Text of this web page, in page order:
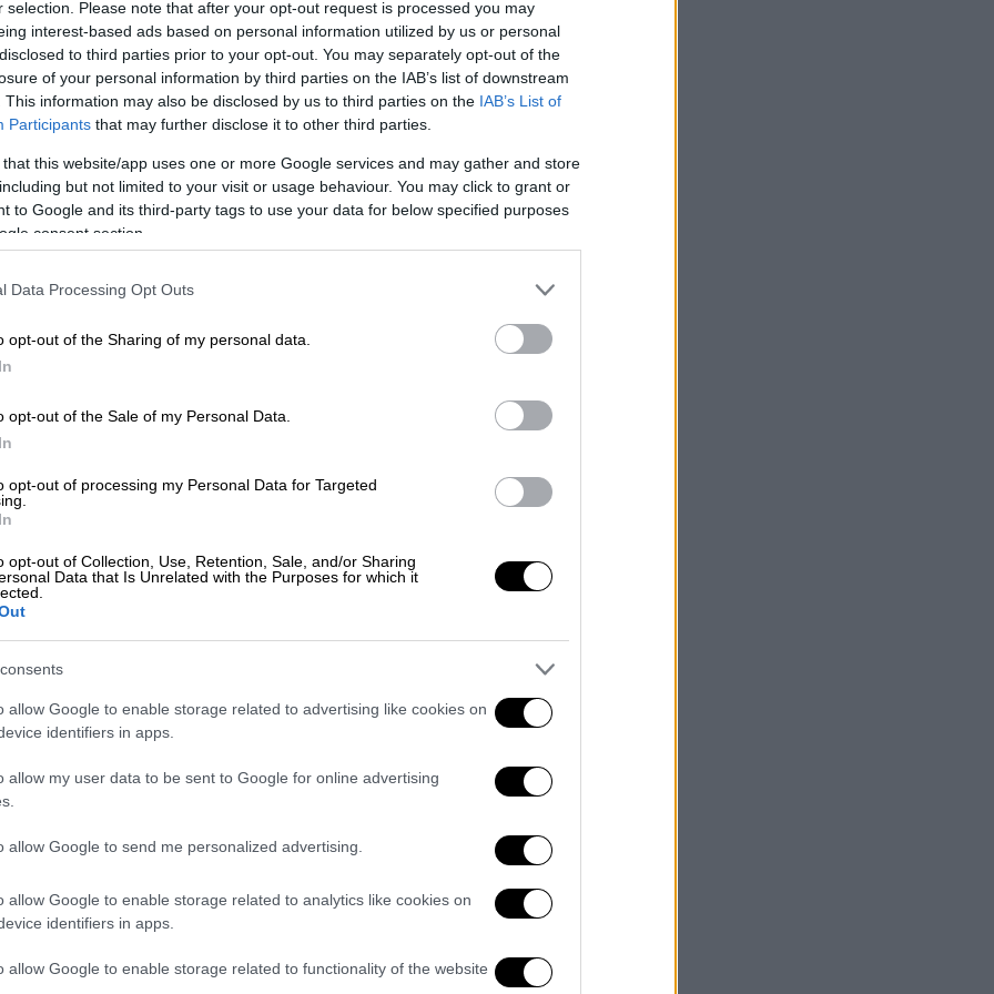
selection. Please note that after your opt-out request is processed you may
interest-based ads based on personal information utilized by us or personal
to third parties prior to your opt-out. You may separately opt-out of the
of your personal information by third parties on the IAB’s list of downstream
This information may also be disclosed by us to third parties on the IAB’s List of
Participants that may further disclose it to other third parties.
that this website/app uses one or more Google services and may gather and store
but not limited to your visit or usage behaviour. You may click to grant or
to Google and its third-party tags to use your data for below specified purposes
consent section.
Data Processing Opt Outs
opt-out of the Sharing of my personal data.
opt-out of the Sale of my Personal Data.
opt-out of processing my Personal Data for Targeted
opt-out of Collection, Use, Retention, Sale, and/or Sharing
Data that Is Unrelated with the Purposes for which it
allow Google to enable storage related to advertising like cookies on
identifiers in apps.
allow my user data to be sent to Google for online advertising
allow Google to send me personalized advertising.
allow Google to enable storage related to analytics like cookies on
identifiers in apps.
allow Google to enable storage related to functionality of the website
guest κριτές στο 10ο live του
η αγαπημένη μας παρέα φοράει τα
διάθεση! Ο Θανάσης Πάτρας μαζί με
μας υπόσχονται πολύ κέφι, χαρά και
πάντα ενημερωμένη
της τηλεόρασης, ενώ δεν λείπουν
στιγμές που κάνουν κάθε εκπομπή